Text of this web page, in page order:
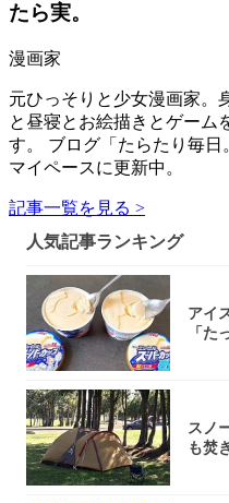
たら実。
漫画家
元ひっそりと少女漫画家。
と昼寝とお絵描きとゲーム
す。 ブログ「たらたり毎日
マイペースに更新中。
記事一覧を見る >
人気記事ランキング
アイ
「た
スノ
も焚